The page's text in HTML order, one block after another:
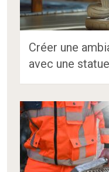
Créer une
avec une